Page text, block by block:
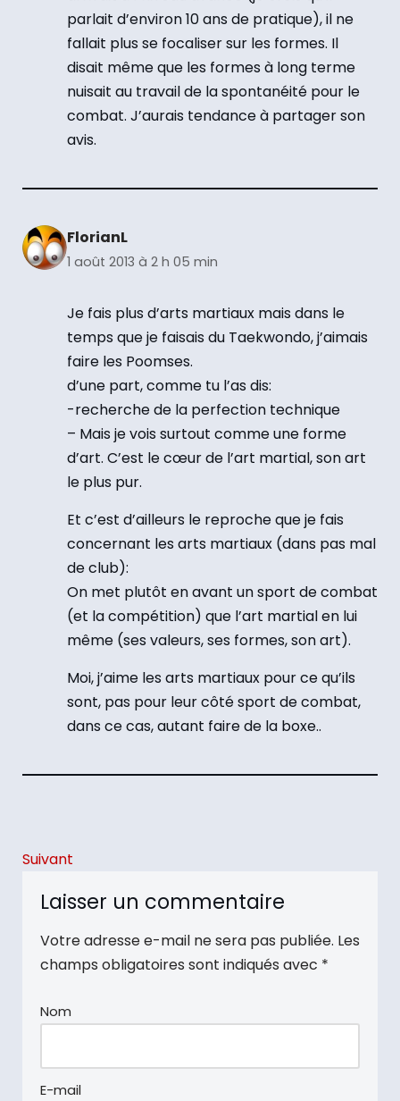
parlait d’environ 10 ans de pratique), il ne
fallait plus se focaliser sur les formes. Il
disait même que les formes à long terme
nuisait au travail de la spontanéité pour le
combat. J’aurais tendance à partager son
avis.
FlorianL
1 août 2013 à 2 h 05 min
Je fais plus d’arts martiaux mais dans le
temps que je faisais du Taekwondo, j’aimais
faire les Poomses.
d’une part, comme tu l’as dis:
-recherche de la perfection technique
– Mais je vois surtout comme une forme
d’art. C’est le cœur de l’art martial, son art
le plus pur.
Et c’est d’ailleurs le reproche que je fais
concernant les arts martiaux (dans pas mal
de club):
On met plutôt en avant un sport de combat
(et la compétition) que l’art martial en lui
même (ses valeurs, ses formes, son art).
Moi, j’aime les arts martiaux pour ce qu’ils
sont, pas pour leur côté sport de combat,
dans ce cas, autant faire de la boxe..
Suivant
Laisser un commentaire
Votre adresse e-mail ne sera pas publiée. Les
champs obligatoires sont indiqués avec *
Nom
E-mail